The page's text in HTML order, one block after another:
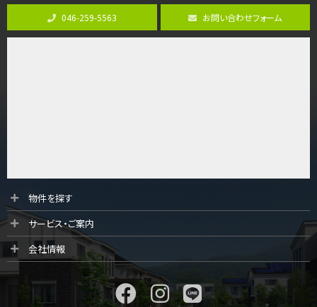
3,680万円
4ＬＤＫ
橋本駅
第10位
3,990万円
古淵駅
並列２台駐車可。１階はリビングと水まわりをまとめ…
046-259-5563 お問い合わせフォーム
物件を探す
サービス・ご案内
会社情報